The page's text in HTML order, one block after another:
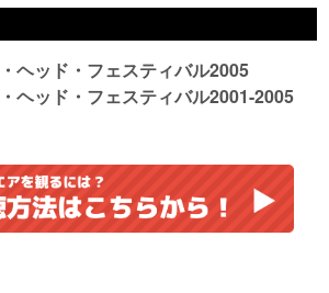
ヘッド・フェスティバル2005
ヘッド・フェスティバル2001-2005